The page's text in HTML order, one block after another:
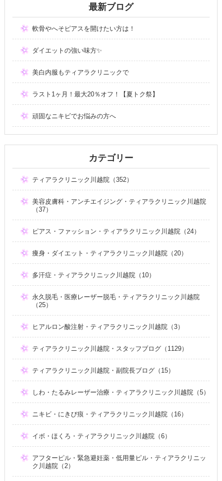
最新ブログ
軟骨やへそピアスを開けたい方は！
ダイエットの強い味方✨
美白内服もティアラクリニックで
ラスト1ヶ月！最大20％オフ！【夏トク祭】
頑固なニキビでお悩みの方へ
カテゴリー
ティアラクリニック川越院（352）
美容皮膚科・アンチエイジング・ティアラクリニック川越院
（37）
ピアス・ファッション・ティアラクリニック川越院（24）
痩身・ダイエット・ティアラクリニック川越院（20）
多汗症・ティアラクリニック川越院（10）
永久脱毛・医療レーザー脱毛・ティアラクリニック川越院
（25）
ヒアルロン酸注射・ティアラクリニック川越院（3）
ティアラクリニック川越院・スタッフブログ（1129）
ティアラクリニック川越院・副院長ブログ（15）
しわ・たるみレーザー治療・ティアラクリニック川越院（5）
ニキビ・にきび痕・ティアラクリニック川越院（16）
イボ・ほくろ・ティアラクリニック川越院（6）
アフターピル・緊急避妊薬・低用量ピル・ティアラクリニッ
ク川越院（2）